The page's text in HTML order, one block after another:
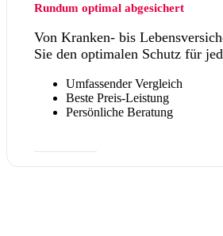
Rundum optimal abgesichert
Von Kranken- bis
Sie den optimalen Schutz für
Umfassender Vergleich
Beste Preis-Leistung
Persönliche Beratung